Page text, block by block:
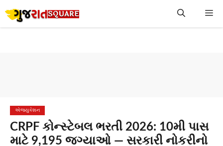
to
એજ્યુકેશન
CRPF કોન્સ્ટેબલ ભરતી 2026: 10મી પાસ
માટે 9,195 જગ્યાઓ — સરકારી નોકરીનો